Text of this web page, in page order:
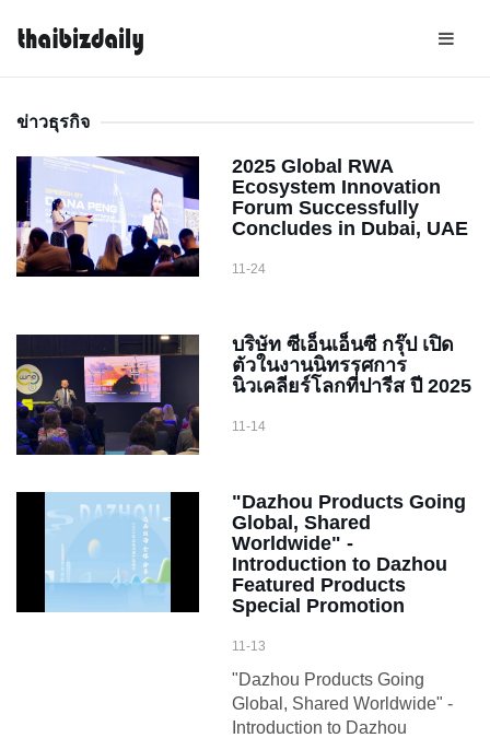
ข่าวธุรกิจ
2025 Global RWA
Ecosystem Innovation
Forum Successfully
Concludes in Dubai, UAE
11-24
บริษัท ซีเอ็นเอ็นซี กรุ๊ป เปิด
ตัวในงานนิทรรศการ
นิวเคลียร์โลกที่ปารีส ปี 2025
11-14
"Dazhou Products Going
Global, Shared
Worldwide" -
Introduction to Dazhou
Featured Products
Special Promotion
11-13
"Dazhou Products Going
Global, Shared Worldwide" -
Introduction to Dazhou